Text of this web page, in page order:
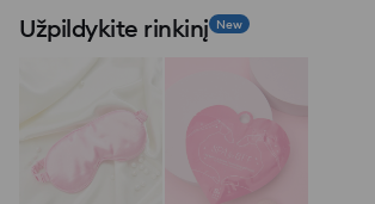
Užpildykite rinkinį New